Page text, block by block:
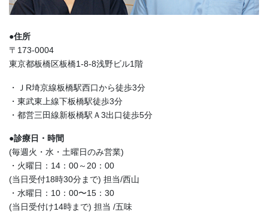
●住所
〒173-0004
東京都板橋区板橋1-8-8浅野ビル1階
・ＪR埼京線板橋駅西口から徒歩3分
・東武東上線下板橋駅徒歩3分
・都営三田線新板橋駅Ａ3出口徒歩5分
●診療日・時間
(毎週火・水・土曜日のみ営業)
・火曜日：14：00～20：00
(当日受付18時30分まで) 担当/西山
・水曜日：10：00〜15：30
(当日受付け14時まで) 担当 /五味